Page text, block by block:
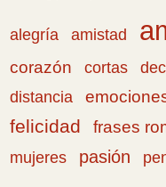
alegría amistad
corazón
cortas
distancia
felicidad frases
mujeres
pasión